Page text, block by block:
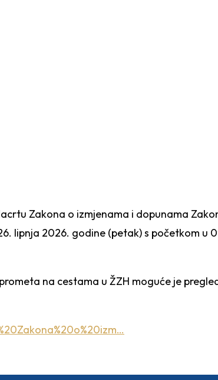
Zakona o izmjenama i dopunama
lipnja 2026. godine (petak) s početkom u
na cestama u ŽZH moguće je